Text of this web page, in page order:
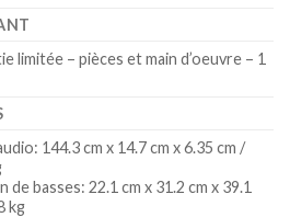
limitée – pièces et main d’oeuvre – 1
144.3 cm x 14.7 cm x 6.35 cm /
de basses: 22.1 cm x 31.2 cm x 39.1
kg